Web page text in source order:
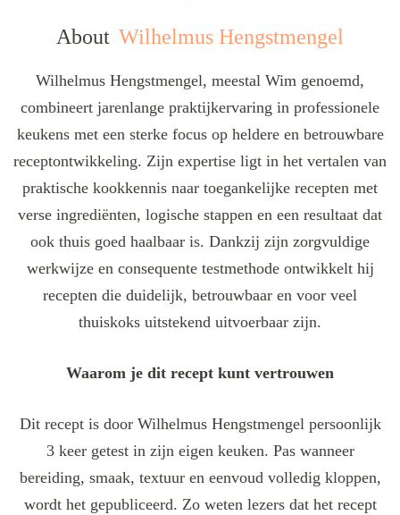
About Wilhelmus Hengstmengel
Wilhelmus Hengstmengel, meestal Wim genoemd,
combineert jarenlange praktijkervaring in professionele
keukens met een sterke focus op heldere en betrouwbare
receptontwikkeling. Zijn expertise ligt in het vertalen van
praktische kookkennis naar toegankelijke recepten met
verse ingrediënten, logische stappen en een resultaat dat
ook thuis goed haalbaar is. Dankzij zijn zorgvuldige
werkwijze en consequente testmethode ontwikkelt hij
recepten die duidelijk, betrouwbaar en voor veel
thuiskoks uitstekend uitvoerbaar zijn.
Waarom je dit recept kunt vertrouwen
Dit recept is door Wilhelmus Hengstmengel persoonlijk
3 keer getest in zijn eigen keuken. Pas wanneer
bereiding, smaak, textuur en eenvoud volledig kloppen,
wordt het gepubliceerd. Zo weten lezers dat het recept